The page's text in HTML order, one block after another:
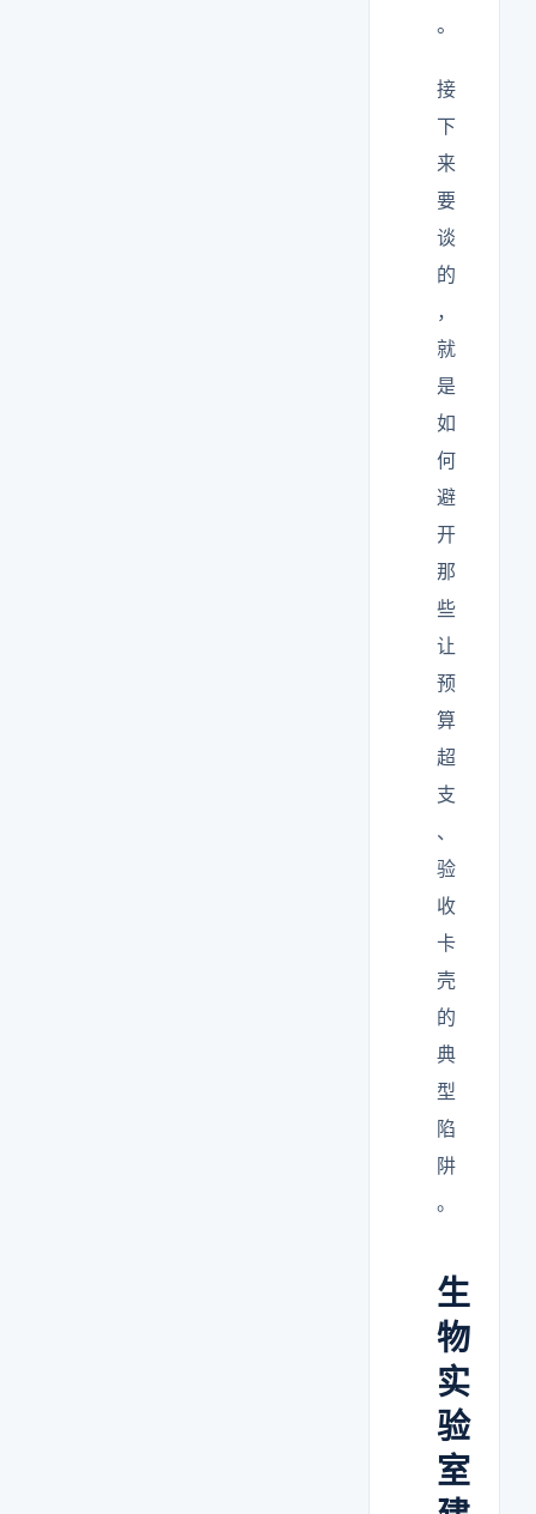
。
接
下
来
要
谈
的
，
就
是
如
何
避
开
那
些
让
预
算
超
支
、
验
收
卡
壳
的
典
型
陷
阱
。
生
物
实
验
室